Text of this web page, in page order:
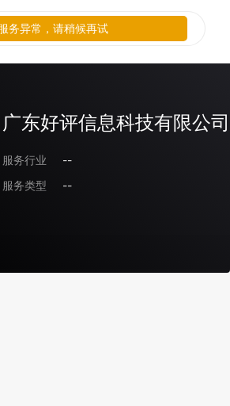
广东好评信息科技有限公司
服务行业
--
服务类型
--
务异常，请稍候再试